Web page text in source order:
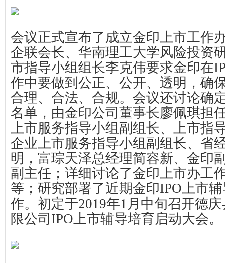
会议正式宣布了成立金印上市工作
企联会长、华南理工大学风险投资
市指导小组组长李克伟要求金印在
作中要做到公正、公开、透明，确
合理、合法、合规。会议还讨论确
名单，由金印公司董事长廖佩琪担
上市服务指导小组副组长、上市指
企业上市服务指导小组副组长、省
明，富琮天泽总经理简容新、金印
副主任；详细讨论了金印上市办工
等；研究部署了近期金印IPO上市
作。初定于2019年1月中旬召开德
限公司IPO上市辅导培育启动大会。